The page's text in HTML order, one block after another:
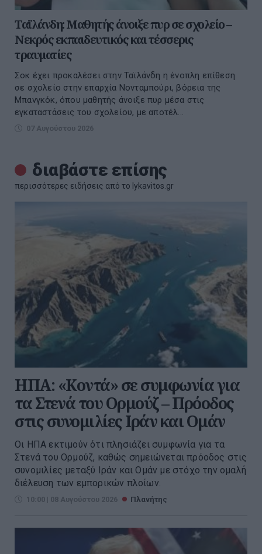
Ταϊλάνδη: Μαθητής άνοιξε πυρ σε σχολείο –
Νεκρός εκπαιδευτικός και τέσσερις
τραυματίες
Σοκ έχει προκαλέσει στην Ταϊλάνδη η ένοπλη επίθεση
σε σχολείο στην επαρχία Νονταμπούρι, βόρεια της
Μπανγκόκ, όπου μαθητής άνοιξε πυρ μέσα στις
εγκαταστάσεις του σχολείου, με αποτέλ...
07 Αυγούστου 2026
διαβάστε επίσης
περισσότερες ειδήσεις από το lykavitos.gr
ΗΠΑ: «Κοντά» σε συμφωνία για
τα Στενά του Ορμούζ – Πρόοδος
στις συνομιλίες Ιράν και Ομάν
Οι ΗΠΑ εκτιμούν ότι πλησιάζει συμφωνία για τα
Στενά του Ορμούζ, καθώς σημειώνεται πρόοδος στις
συνομιλίες μεταξύ Ιράν και Ομάν με στόχο την ομαλή
διέλευση των εμπορικών πλοίων.
10:00 | 08 Αυγούστου 2026 Πλανήτης